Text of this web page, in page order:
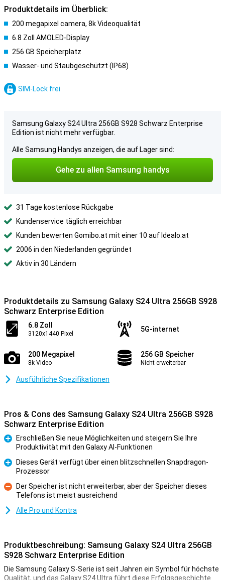
Produktdetails im Überblick:
200 megapixel camera, 8k Videoqualität
6.8 Zoll AMOLED-Display
256 GB Speicherplatz
Wasser- und Staubgeschützt (IP68)
SIM-Lock frei
Samsung Galaxy S24 Ultra 256GB S928 Schwarz Enterprise
Edition ist nicht mehr verfügbar.
Alle Samsung Handys anzeigen, die auf Lager sind:
Gehe zu allen Samsung handys
31 Tage kostenlose Rückgabe
Kundenservice täglich erreichbar
Kunden bewerten Gomibo.at mit einer 10 auf Idealo.at
2006 in den Niederlanden gegründet
Aktiv in 30 Ländern
Produktdetails zu Samsung Galaxy S24 Ultra 256GB S928
Schwarz Enterprise Edition
6.8 Zoll
3120x1440 Pixel
5G-internet
200 Megapixel
8k Video
256 GB Speicher
Nicht erweiterbar
Ausführliche Spezifikationen
Pros & Cons des Samsung Galaxy S24 Ultra 256GB S928
Schwarz Enterprise Edition
Erschließen Sie neue Möglichkeiten und steigern Sie Ihre
Produktivität mit den Galaxy AI-Funktionen
Dieses Gerät verfügt über einen blitzschnellen Snapdragon-
Prozessor
Kontra
Der Speicher ist nicht erweiterbar, aber der Speicher dieses
Telefons ist meist ausreichend
Alle Pro und Kontra
Produktbeschreibung: Samsung Galaxy S24 Ultra 256GB
S928 Schwarz Enterprise Edition
Die Samsung Galaxy S-Serie ist seit Jahren ein Symbol für höchste
Qualität, und das Galaxy S24 Ultra führt diese Erfolgsgeschichte